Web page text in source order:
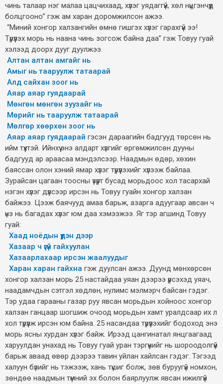
чинь талаар нэг малаа цацчихаад, хүлэг уядаггүй, хөл нүцгэнчүүд
болцгооно” гэж ам харан доромжилсон ажээ.
“Миний хонгор халзангийн өмнө гишгэх хүлэг гарахгүй ээ!
Түрүүлэх морь нь наана чинь зогсож байна даа” гэж Товуу гуай
хэлээд доорх дууг дуулжээ.
Алтан алтан амгайг нь
Амыг нь тааруулж татаарай
Алд сайхан зоог нь
Аяар аяар гуядаарай
Мөнгөн мөнгөн зуузайг нь
Мөрийг нь тааруулж татаарай
Мөлгөр хөөрхөн зоог нь
Аяар аяар гуядаарай гэсэн дараагийн бадгууд төрсөн нь
ийм түүхтэй. Ийнхүү энэ алдарт хүлгийг өргөмжилсөн дууны
бадгууд ар араасаа мэндэлсээр. Наадмын өдөр, хөхин
баяссан олон хэний ямар хүлэг түрүүлэхийг хүлээж байлаа.
Зурайсан цагаан тоосны үзүүрт бусад морьдоос хол тасархай
нэгэн хүлэг дүүлсээр ирсэн нь Товуу гуайн хонгор халзан
байжээ. Цээж баячууд амаа барьж, азарга адуугаар авсан ч
үнэ нь багадах хүлэг юм даа хэмээжээ. Яг тэр агшинд Товуу
гуай:
Хаад ноёдын үүдэн дээр
Хазаар ч үгүй гайхуулан
Хазаарлахаар ирсэн жаалуудыг
Харан харан гайхна гэж дуулсан ажээ. Дуунд мөнхөрсөн
хонгор халзан морь 25 настайдаа уяан дээрээ үүрсэхэд уяач,
наадамчдын сэтгэл хөдлөн, нулимс мэлмэрч байсан гэдэг.
Тэр удаа гарааны газар руу явсан морьдын хойноос хонгор
халзан ганцаар шогшиж очоод морьдын хамт уралдсаар их л
хол түрүүлж ирсэн юм байна. 25 насандаа түрүүлэхийг бодоход энэ
морь ясны хурдан хүлэг байж. Ирээд цангинатал янцгаагаад
харуулдан унахад нь Товуу гуай уран тэргүүнийг нь шороодолгүй
барьж аваад өвөр дээрээ тавин уйлан хайлсан гэдэг. Тэгээд
халуун бүлийг нь тэжээж, хань түшиг болж, зөв буруугүй номхон,
зөндөө наадмын түмний эх болон баярлуулж явсан ижилгүй